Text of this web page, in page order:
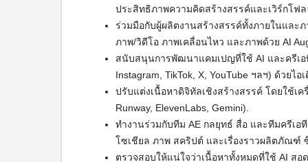
ประสิทธิภาพความคิดสร้างสรรค์และเวิร์กโฟล
ร่วมมือกับผู้ผลิตงานสร้างสรรค์ทั้งภายในและภ
ภาพ/วิดีโอ ภาพเคลื่อนไหว และภาพด้วย AI
สนับสนุนการพัฒนาแคมเปญที่ใช้ AI และครีเอ
Instagram, TikTok, X, YouTube ฯลฯ) ด้วยไ
ปรับแต่งเนื้อหาดิจิทัลเชิงสร้างสรรค์ โดยใช้เค
Runway, ElevenLabs, Gemini).
ทำงานร่วมกับทีม AE กลยุทธ์ สื่อ และทีมครีเอ
โซเชียล ภาพ สคริปต์ และเรื่องราวผลิตภัณฑ์
ตรวจสอบให้แน่ใจว่าเนื้อหาทั้งหมดที่ใช้ AI ส